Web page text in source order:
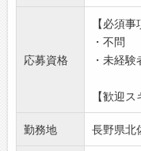
▼調理メ
・サンド
・お総菜
・ディッ
・フレー
・デザー
◎時期に
応募資格
【必須事
・不問
・未経験
【歓迎
勤務地 長野県北